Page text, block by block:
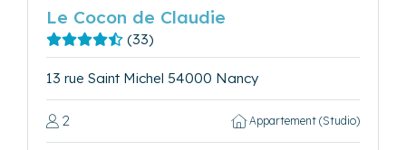
Le Cocon de Claudie
(33)
13 rue Saint Michel 54000 Nancy
2 Appartement (Studio)